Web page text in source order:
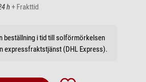
h+ Frakttid
beställning i tid till solförmörkelsen
expressfraktstjänst (DHL Express).